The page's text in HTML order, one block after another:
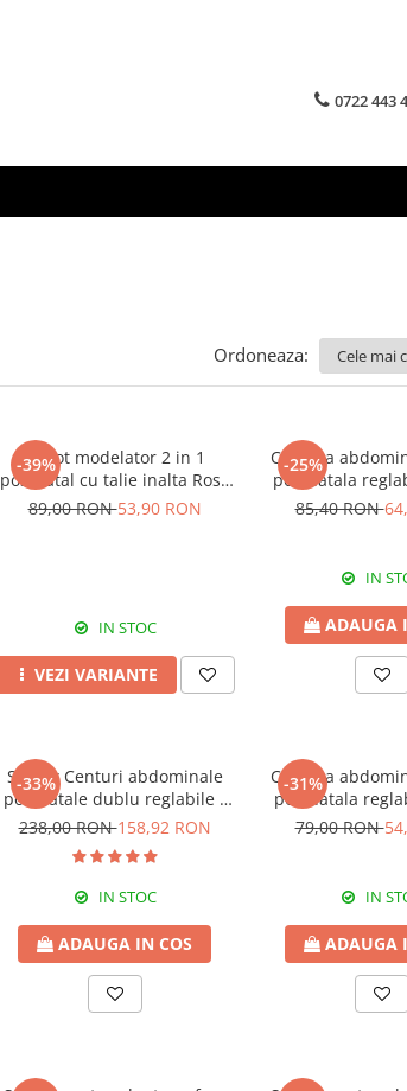
0722 443
Ordoneaza:
-39%
Chilot modelator 2 in 1
postnatal cu talie inalta Rose
Girl
89,00 RON53,90 RON
IN STOC
VEZI VARIANTE
-25%
Centura
postnatala
85,40 RON
IN
ADAUGA
-33%
Set 2 x Centuri abdominale
postnatale dublu reglabile -
Beige-Black
238,00 RON158,92 RON
IN STOC
ADAUGA IN COS
-31%
Centura
postnatala
79,00 RON
IN
ADAUGA